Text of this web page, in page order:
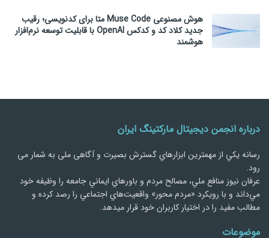
هوش مصنوعی Muse Code متا برای کدنویسی؛ رقیب
جدید کلاد کد و کدکس OpenAI با قابلیت توسعه نرم‌افزار
هوشمند
درباره انجمن دیجیتال مارکتینگ ایران
رسانه يكي از مهمترین ابزارهاي گسترش بصیرت و آگاهی ملی به شمار می
رود.
عرفان نیوز منافع ملي، مصالح مردم و باورهاي ايماني جامعه را وظيفه خود
مي‌داند و با رويكرد «مردم‌ محور» واقعيت‌هاي اجتماعي را رصد کرده و
مطالب مفید را در اختیار کاربران خود قرار میدهد.
موضوعات